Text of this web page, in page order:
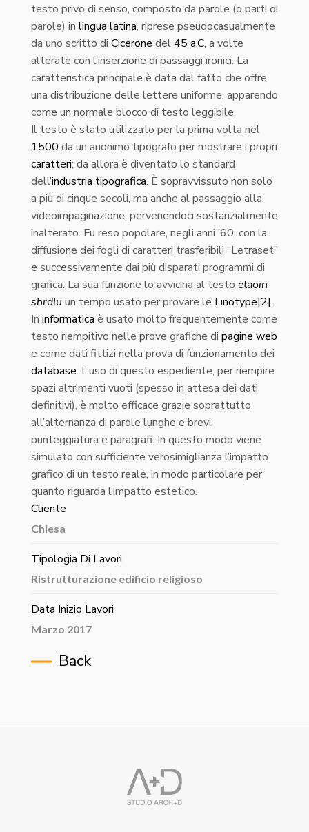
testo privo di senso, composto da parole (o parti di
parole) in lingua latina, riprese pseudocasualmente
da uno scritto di Cicerone del45 a.C, a volte
alterate con l’inserzione di passaggi ironici. La
caratteristica principale è data dal fatto che offre
una distribuzione delle lettere uniforme, apparendo
come un normale blocco di testo leggibile.
Il testo è stato utilizzato per la prima volta nel
1500 da un anonimo tipografo per mostrare i propri
caratteri; da allora è diventato lo standard
dell’industria tipografica. È sopravvissuto non solo
a più di cinque secoli, ma anche al passaggio alla
videoimpaginazione, pervenendoci sostanzialmente
inalterato. Fu reso popolare, negli anni ’60, con la
diffusione dei fogli di caratteri trasferibili “Letraset”
e successivamente dai più disparati programmi di
grafica. La sua funzione lo avvicina al testo etaoin
shrdlu un tempo usato per provare le Linotype[2].
In informatica è usato molto frequentemente come
testo riempitivo nelle prove grafiche di pagine web
e come dati fittizi nella prova di funzionamento dei
database. L’uso di questo espediente, per riempire
spazi altrimenti vuoti (spesso in attesa dei dati
definitivi), è molto efficace grazie soprattutto
all’alternanza di parole lunghe e brevi,
punteggiatura e paragrafi. In questo modo viene
simulato con sufficiente verosimiglianza l’impatto
grafico di un testo reale, in modo particolare per
quanto riguarda l’impatto estetico.
Cliente
Chiesa
Tipologia Di Lavori
Ristrutturazione edificio religioso
Data Inizio Lavori
Marzo 2017
Back